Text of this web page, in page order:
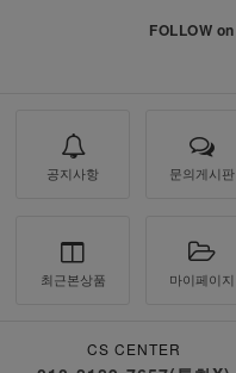
FOLLOW on
공지사항 문의게시판
최근본상품 마이페이지
CS CENTER